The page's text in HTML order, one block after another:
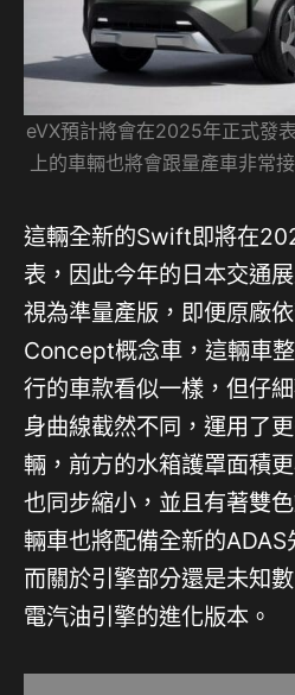
eVX預計將會在2025年正式發
上的車輛也將會跟量產車非常
這輛全新的Swift即將在
表，因此今年的日本交通
視為準量產版，即便原廠
Concept概念車，這輛車
行的車款看似一樣，但仔
身曲線截然不同，運用了
輛，前方的水箱護罩面積
也同步縮小，並且有著雙
輛車也將配備全新的ADAS
而關於引擎部分還是未知
電汽油引擎的進化版本。